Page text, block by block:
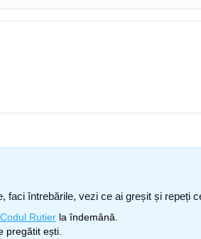
faci întrebările, vezi ce ai greșit și
Codul Rutier la îndemână.
pregătit ești.